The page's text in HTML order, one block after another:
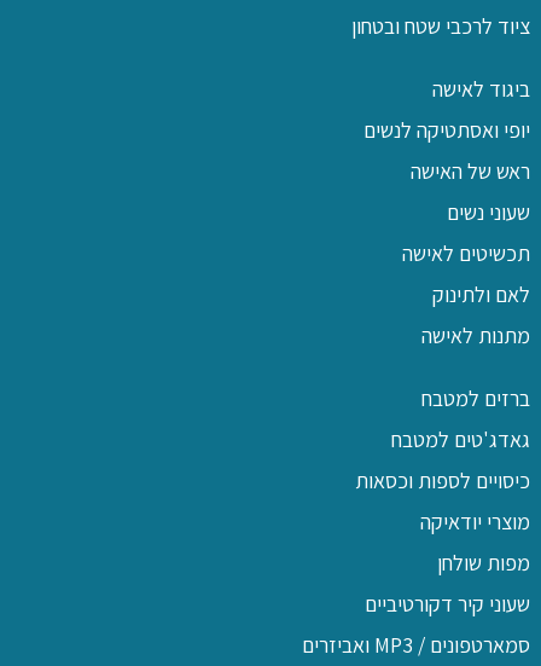
ציוד לרכבי שטח ובטחון
ביגוד לאישה
יופי ואסתטיקה לנשים
ראש של האישה
שעוני נשים
תכשיטים לאישה
לאם ולתינוק
מתנות לאישה
ברזים למטבח
גאדג'טים למטבח
כיסויים לספות וכסאות
מוצרי יודאיקה
מפות שולחן
שעוני קיר דקורטיביים
סמארטפונים / MP3 ואביזרים